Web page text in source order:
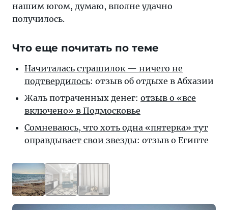
нашим югом, думаю, вполне удачно
получилось.
Что еще почитать по теме
Начиталась страшилок — ничего не
подтвердилось: отзыв об отдыхе в Абхазии
Жаль потраченных денег: отзыв о «все
включено» в Подмосковье
Сомневаюсь, что хоть одна «пятерка» тут
оправдывает свои звезды: отзыв о Египте